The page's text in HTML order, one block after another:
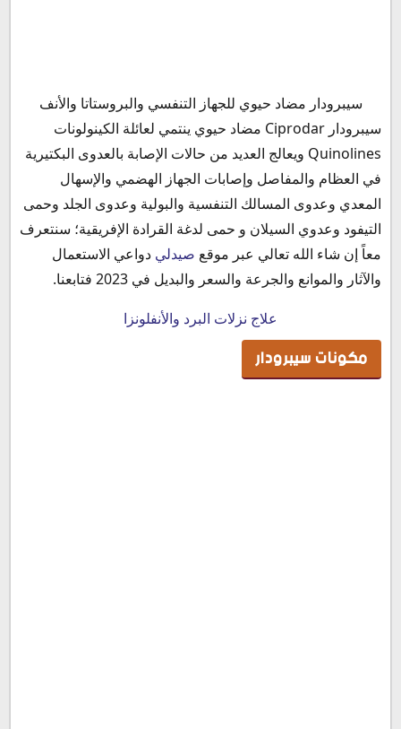
مكونات سيبرودار
سيبرودار صيدلي
دواعي استعمال سيبرودار
الآثار الجانبية لدواء سيبرودار
موانع استعمال دواء سيبرودار
التداخلات الدوائية مع دواء سيبرودار
سيبرودار للبروستاتا
سيبرودار للتيفود
سيبرودار للأسنان
سيبرودار والحمل
سيبرودار والرضاعة
سيبرودار مضاد حيوي للجهاز التنفسي والبروستاتا والأنف
سيبرودار Ciprodar مضاد حيوي ينتمي لعائلة الكينولونات
Quinolines ويعالج العديد من حالات الإصابة بالعدوى البكتيرية
في العظام والمفاصل وإصابات الجهاز الهضمي والإسهال
المعدي وعدوى المسالك التنفسية والبولية وعدوى الجلد وحمى
التيفود وعدوي السيلان و حمى لدغة القرادة الإفريقية؛ سنتعرف
معاً إن شاء الله تعالي عبر موقع صيدلي دواعي الاستعمال
والآثار والموانع والجرعة والسعر والبديل في 2023 فتابعنا.
علاج نزلات البرد والأنفلونزا
مكونات سيبرودار